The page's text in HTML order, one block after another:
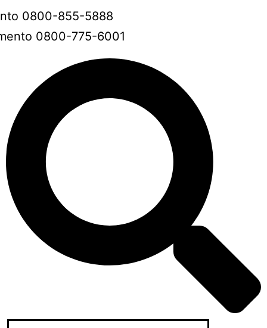
0800-855-5888
0800-775-6001